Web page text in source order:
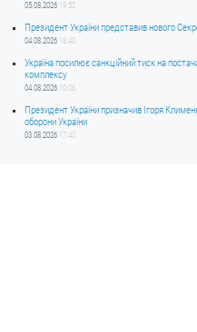
05.08.2026 19:52
Президент України представив нового
04.08.2026 18:40
Україна посилює санкційний тиск на
комплексу
04.08.2026 10:06
Президент України призначив Ігоря
оборони України
03.08.2026 17:40